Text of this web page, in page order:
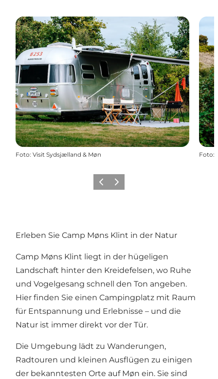
Foto: Visit Sydsjælland & Møn Foto:
ZurückWeiter
Erleben Sie Camp Møns Klint in der Natur
Camp Møns Klint liegt in der hügeligen
Landschaft hinter den Kreidefelsen, wo Ruhe
und Vogelgesang schnell den Ton angeben.
Hier finden Sie einen Campingplatz mit Raum
für Entspannung und Erlebnisse – und die
Natur ist immer direkt vor der Tür.
Die Umgebung lädt zu Wanderungen,
Radtouren und kleinen Ausflügen zu einigen
der bekanntesten Orte auf Møn ein. Sie sind